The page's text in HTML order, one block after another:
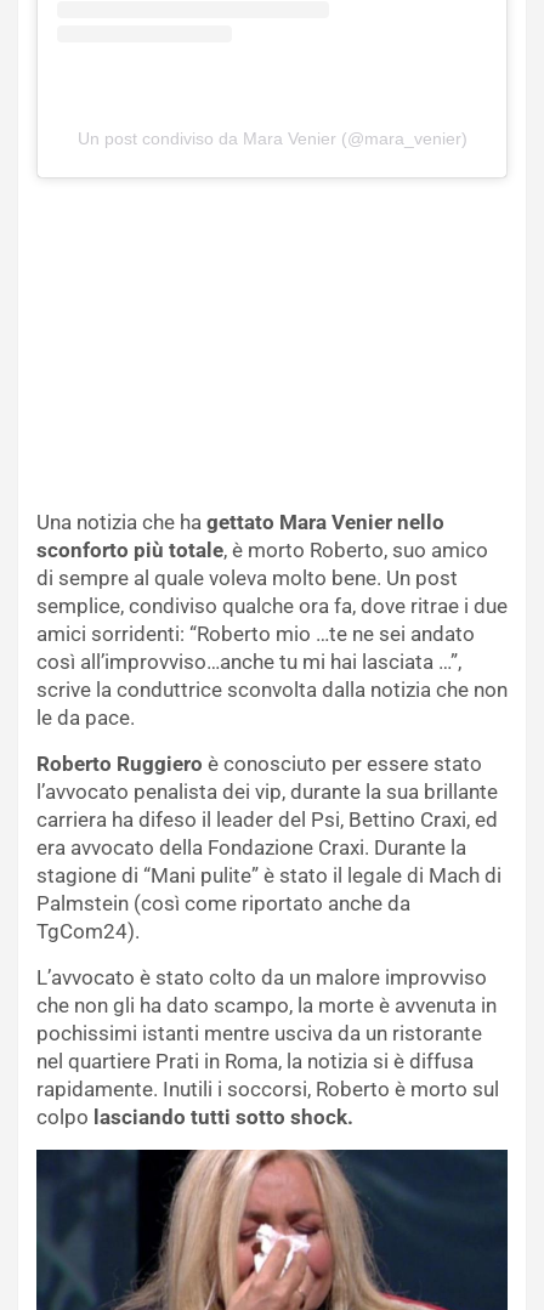
Un post condiviso da Mara Venier (@mara_venier)
Una notizia che ha gettato Mara Venier nello
sconforto più totale, è morto Roberto, suo amico
di sempre al quale voleva molto bene. Un post
semplice, condiviso qualche ora fa, dove ritrae i due
amici sorridenti: “Roberto mio …te ne sei andato
così all’improvviso…anche tu mi hai lasciata …”,
scrive la conduttrice sconvolta dalla notizia che non
le da pace.
Roberto Ruggiero è conosciuto per essere stato
l’avvocato penalista dei vip, durante la sua brillante
carriera ha difeso il leader del Psi, Bettino Craxi, ed
era avvocato della Fondazione Craxi. Durante la
stagione di “Mani pulite” è stato il legale di Mach di
Palmstein (così come riportato anche da
TgCom24).
L’avvocato è stato colto da un malore improvviso
che non gli ha dato scampo, la morte è avvenuta in
pochissimi istanti mentre usciva da un ristorante
nel quartiere Prati in Roma, la notizia si è diffusa
rapidamente. Inutili i soccorsi, Roberto è morto sul
colpo lasciando tutti sotto shock.